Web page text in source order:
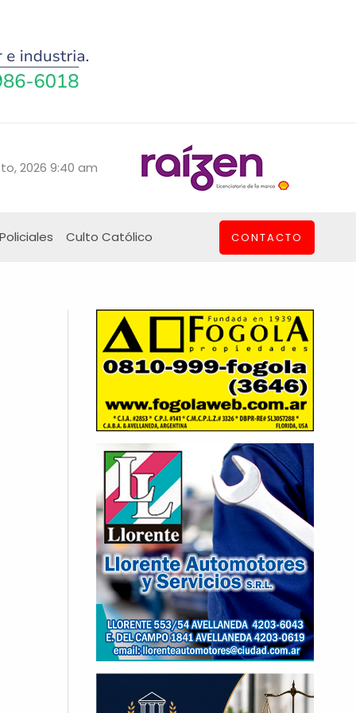
2026 9:40 am
Policiales Culto Católico CONTACTO